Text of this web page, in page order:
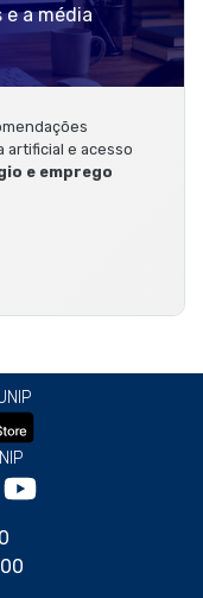
e a média
artificial e acesso
e emprego